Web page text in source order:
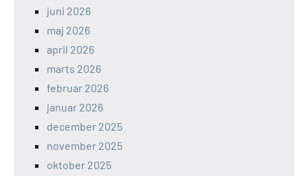
juni 2026
maj 2026
april 2026
marts 2026
februar 2026
januar 2026
december 2025
november 2025
oktober 2025